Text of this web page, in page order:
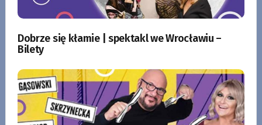
Dobrze się kłamie | spektakl we Wrocławiu –
Bilety